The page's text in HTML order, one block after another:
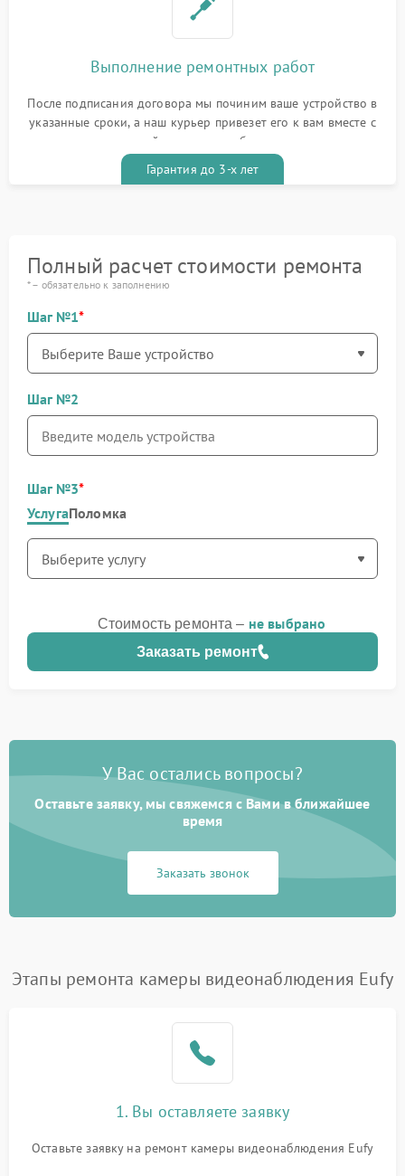
Выполнение ремонтных работ
После подписания договора мы починим ваше устройство в
указанные сроки, а наш курьер привезет его к вам вместе с
гарантийным талоном бесплатно
Гарантия до 3-х лет
Полный расчет стоимости ремонта
* – обязательно к заполнению
Шаг №1
Шаг №2
Шаг №3
УслугаПоломка
Заказать ремонт
Стоимость ремонта – не выбрано
У Вас остались вопросы?
Оставьте заявку, мы свяжемся с Вами в ближайшее
время
Заказать звонок
Этапы ремонта камеры видеонаблюдения Eufy
1. Вы оставляете заявку
Оставьте заявку на ремонт камеры видеонаблюдения Eufy